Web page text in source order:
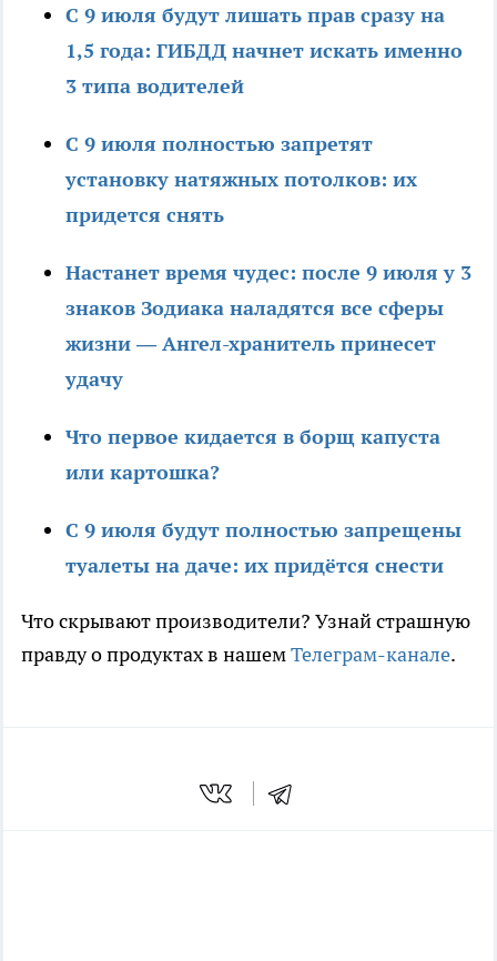
С 9 июля будут лишать прав сразу на
1,5 года: ГИБДД начнет искать именно
3 типа водителей
С 9 июля полностью запретят
установку натяжных потолков: их
придется снять
Настанет время чудес: после 9 июля у 3
знаков Зодиака наладятся все сферы
жизни — Ангел-хранитель принесет
удачу
Что первое кидается в борщ капуста
или картошка?
С 9 июля будут полностью запрещены
туалеты на даче: их придётся снести
Что скрывают производители? Узнай страшную
правду о продуктах в нашемТелеграм-канале.